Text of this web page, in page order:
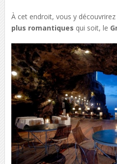
À cet endroit, vous y découvrirez
plus romantiques qui soit, le